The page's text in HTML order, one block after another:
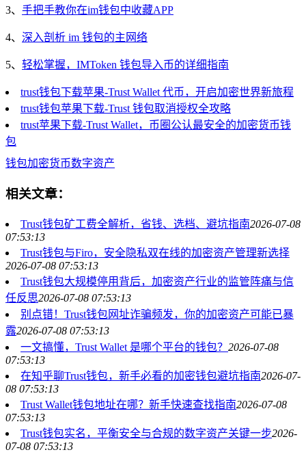
3、 手把手教你在im钱包中收藏APP
4、 深入剖析 im 钱包的主网络
5、 轻松掌握，IMToken 钱包导入币的详细指南
trust钱包下载苹果-Trust Wallet 代币，开启加密世界新旅程
trust钱包苹果下载-Trust 钱包取消授权全攻略
trust苹果下载-Trust Wallet，币圈公认最安全的加密货币钱
包
钱包加密货币数字资产
相关文章：
Trust钱包矿工费全解析，省钱、选档、避坑指南2026-07-08
07:53:13
Trust钱包与Firo，安全隐私双在线的加密资产管理新选择
2026-07-08 07:53:13
Trust钱包大规模停用背后，加密资产行业的监管阵痛与信
任反思2026-07-08 07:53:13
别点错！Trust钱包网址诈骗频发，你的加密资产可能已暴
露2026-07-08 07:53:13
一文搞懂，Trust Wallet 是哪个平台的钱包？ 2026-07-08
07:53:13
在知乎聊Trust钱包，新手必看的加密钱包避坑指南2026-07-
08 07:53:13
Trust Wallet钱包地址在哪？新手快速查找指南2026-07-08
07:53:13
Trust钱包实名，平衡安全与合规的数字资产关键一步2026-
07-08 07:53:13